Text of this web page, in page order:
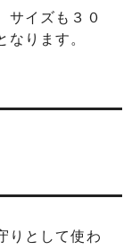
サイズも３０
ります。
りとして使わ